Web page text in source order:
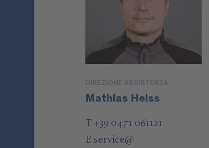
DIREZIONE ASSISTENZA
Mathias Heiss
T +39 0471 061121
E service@